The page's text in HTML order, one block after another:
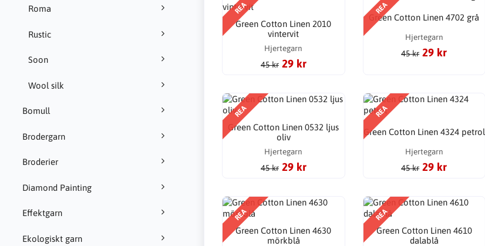
Roma
Rustic
Soon
Wool silk
Bomull
Brodergarn
Broderier
Diamond Painting
Effektgarn
Ekologiskt garn
REA
Green Cotton Linen 2010
vintervit
Hjertegarn
45 kr 29 kr
REA
Green Cotton Linen 4702 grå
Hjertegarn
45 kr 29 kr
REA
Green Cotton Linen 0532 ljus
oliv
Hjertegarn
45 kr 29 kr
REA
Green Cotton Linen 4324 petrol
Hjertegarn
45 kr 29 kr
REA
Green Cotton Linen 4630
mörkblå
REA
Green Cotton Linen 4610
dalablå